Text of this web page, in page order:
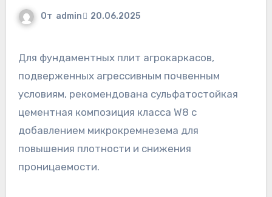
От admin 20.06.2025
Для фундаментных плит агрокаркасов,
подверженных агрессивным почвенным
условиям, рекомендована сульфатостойкая
цементная композиция класса W8 с
добавлением микрокремнезема для
повышения плотности и снижения
проницаемости.